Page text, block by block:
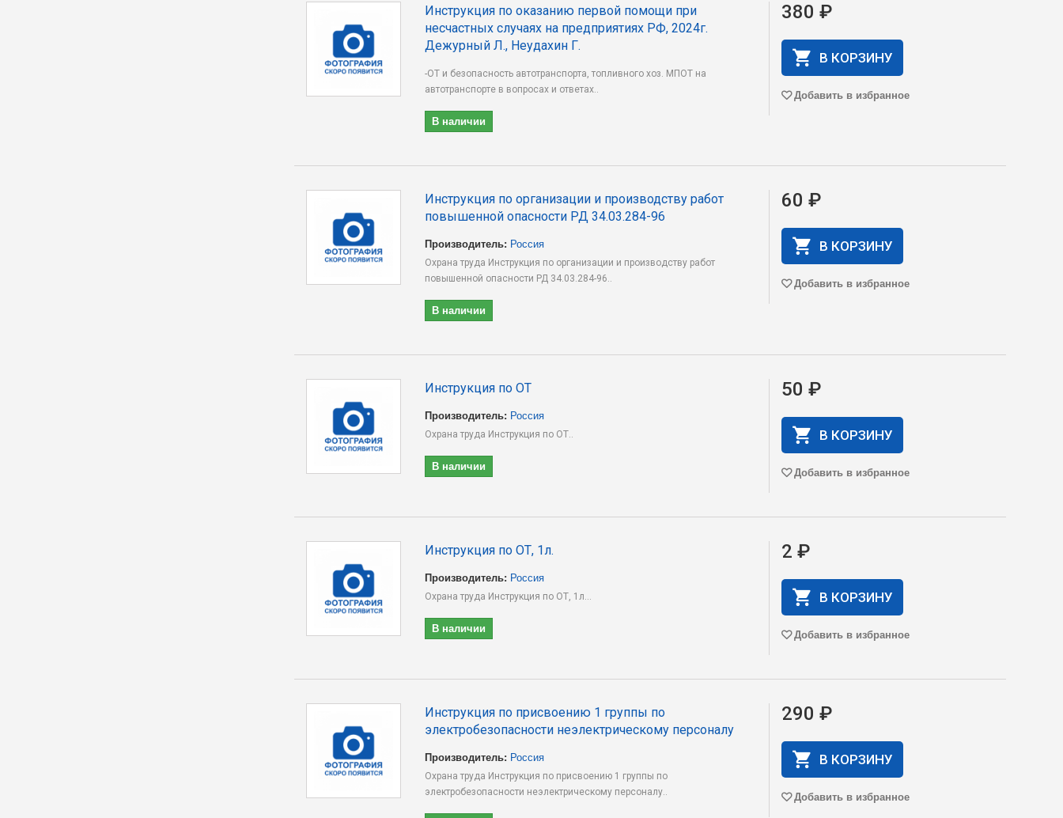
Инструкция по оказанию первой помощи при
несчастных случаях на предприятиях РФ, 2024г.
Дежурный Л., Неудахин Г.
-ОТ и безопасность автотранспорта, топливного хоз. МПОТ на
автотранспорте в вопросах и ответах..
В наличии
380 ₽
В КОРЗИНУ
Добавить в избранное
Инструкция по организации и производству работ
повышенной опасности РД 34.03.284-96
Производитель: Россия
Охрана труда Инструкция по организации и производству работ
повышенной опасности РД 34.03.284-96..
В наличии
60 ₽
В КОРЗИНУ
Добавить в избранное
Инструкция по ОТ
Производитель: Россия
Охрана труда Инструкция по ОТ..
В наличии
50 ₽
В КОРЗИНУ
Добавить в избранное
Инструкция по ОТ, 1л.
Производитель: Россия
Охрана труда Инструкция по ОТ, 1л...
В наличии
2 ₽
В КОРЗИНУ
Добавить в избранное
Инструкция по присвоению 1 группы по
электробезопасности неэлектрическому персоналу
Производитель: Россия
Охрана труда Инструкция по присвоению 1 группы по
электробезопасности неэлектрическому персоналу..
290 ₽
В КОРЗИНУ
Добавить в избранное